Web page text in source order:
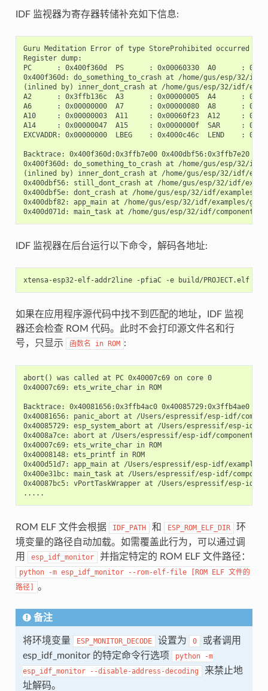
IDF 监视器为寄存器转储补充如下信息:
Guru Meditation Error of type StoreProhibited occurred on
Register dump:
PC      : 0x400f360d  PS      : 0x00060330  A0      :
0x400f360d: do_something_to_crash at /home/gus/esp/32/
(inlined by) inner_dont_crash at /home/gus/esp/32/idf/
A2      : 0x3ffb136c  A3      : 0x00000005  A4      :
A6      : 0x00000000  A7      : 0x00000080  A8      :
A10     : 0x00000003  A11     : 0x00060f23  A12     :
A14     : 0x00000047  A15     : 0x0000000f  SAR     :
EXCVADDR: 0x00000000  LBEG    : 0x4000c46c  LEND    :
Backtrace: 0x400f360d:0x3ffb7e00 0x400dbf56:0x3ffb7e20
0x400f360d: do_something_to_crash at /home/gus/esp/32/
(inlined by) inner_dont_crash at /home/gus/esp/32/idf/
0x400dbf56: still_dont_crash at /home/gus/esp/32/idf/
0x400dbf5e: dont_crash at /home/gus/esp/32/idf/
0x400dbf82: app_main at /home/gus/esp/32/idf/examples/
IDF 监视器在后台运行以下命令，解码各地址:
如果在应用程序源代码中找不到匹配的地址，IDF 监视
器还会检查 ROM 代码。此时不会打印源文件名和行
号，只显示
函数名 in ROM :
abort() was called at PC 0x40007c69 on core 0
0x40007c69: ets_write_char in ROM
Backtrace: 0x40081656:0x3ffb4ac0 0x40085729:0x3ffb4ae0
0x40081656: panic_abort at /Users/espressif/esp-idf/
0x40085729: esp_system_abort at /Users/espressif/esp-idf/
0x4008a7ce: abort at /Users/espressif/esp-idf/components/
0x40007c69: ets_write_char in ROM
0x40008148: ets_printf in ROM
0x400d51d7: app_main at /Users/espressif/esp-idf/
0x400e31bc: main_task at /Users/espressif/esp-idf/
0x40087bc5: vPortTaskWrapper at /Users/espressif/esp-idf/
ROM ELF 文件会根据 IDF_PATH 和 ESP_ROM_ELF_DIR
环
境变量的路径自动加载。如需覆盖此行为，可以通过调
用
esp_idf_monitor 并指定特定的 ROM ELF 文件路径：
python -m esp_idf_monitor --rom-elf-file [ROM ELF 文件的
路径]
。
备注
将环境变量 ESP_MONITOR_DECODE 设置为 0
或者调用
esp_idf_monitor 的特定命令行选项
python
-m
esp_idf_monitor
--disable-address-decoding
来禁止地
址解码。